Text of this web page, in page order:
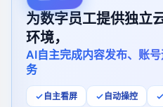
为数字员工提供独立
环境，
AI自主完成内容发布、账
务
自主看屏 自动操控